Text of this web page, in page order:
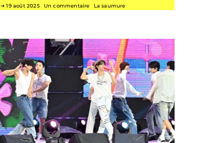
19 août 2025 Un commentaire La saumure